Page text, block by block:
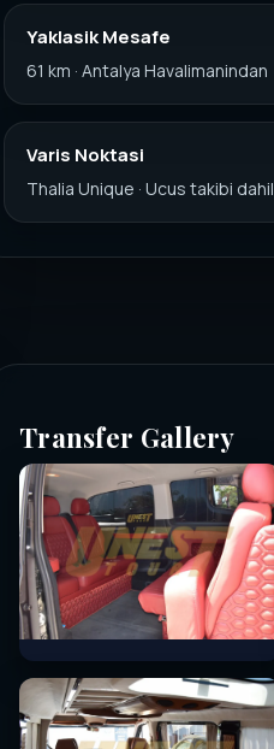
Yaklasik Mesafe
61 km · Antalya Havalimanindan
Varis Noktasi
Thalia Unique · Ucus takibi dahil
Transfer Gallery